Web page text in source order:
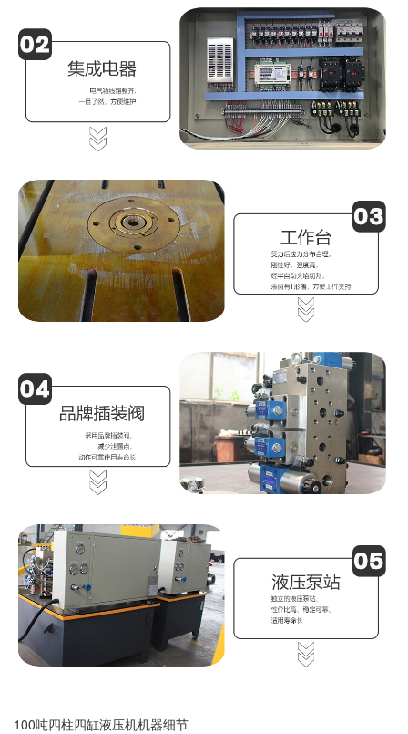
100吨四柱四缸液压机机器细节